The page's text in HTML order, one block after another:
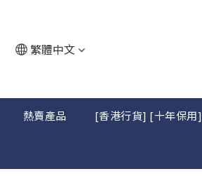
繁體中文
熱賣產品 [香港行貨] [十年保用